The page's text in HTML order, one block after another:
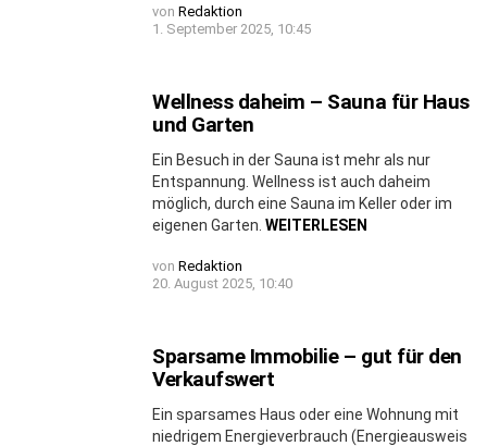
von Redaktion
1. September 2025, 10:45
Wellness daheim – Sauna für Haus
und Garten
Ein Besuch in der Sauna ist mehr als nur
Entspannung. Wellness ist auch daheim
möglich, durch eine Sauna im Keller oder im
eigenen Garten. WEITERLESEN
von Redaktion
20. August 2025, 10:40
Sparsame Immobilie – gut für den
Verkaufswert
Ein sparsames Haus oder eine Wohnung mit
niedrigem Energieverbrauch (Energieausweis